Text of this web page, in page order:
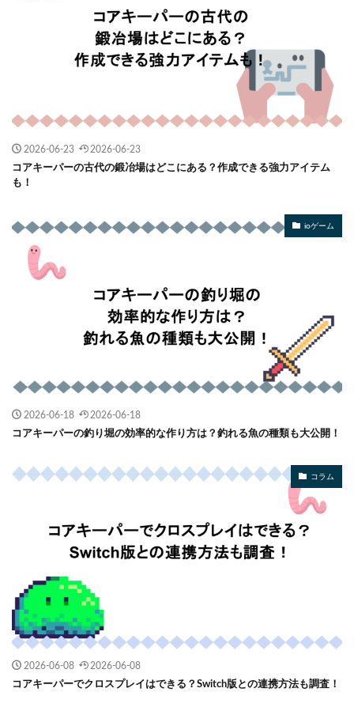
2026-06-23 2026-06-23
コアキーパーの古代の鍛冶場はどこにある？作成できる強力アイテム
も！
ioゲーム
2026-06-18 2026-06-18
コアキーパーの釣り堀の効率的な作り方は？釣れる魚の種類も大公開！
コラム
2026-06-08 2026-06-08
コアキーパーでクロスプレイはできる？Switch版との連携方法も調査！